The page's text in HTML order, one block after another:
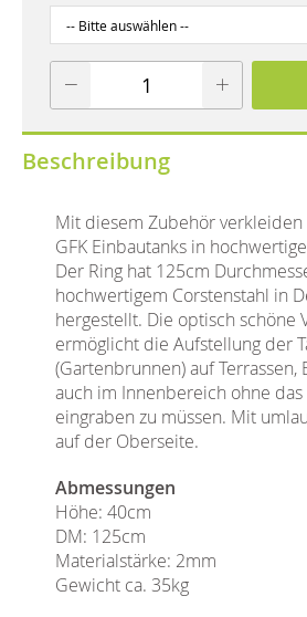
Beschreibung
Mit diesem Zubehör verkleiden
GFK Einbautanks in
Der Ring hat 125cm
hochwertigem Corstenstahl in
hergestellt. Die optisch schöne
ermöglicht die Aufstellung der
(Gartenbrunnen) auf Terrassen,
auch im Innenbereich ohne das
eingraben zu müssen. Mit
auf der Oberseite.
Abmessungen
Höhe: 40cm
DM: 125cm
Materialstärke: 2mm
Gewicht ca. 35kg